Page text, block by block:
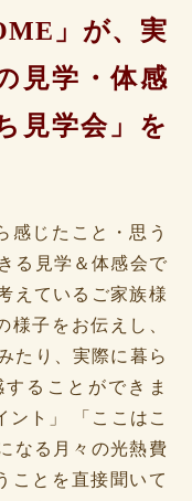
」が、実
見学・体感
見学会」を
感じたこと・思う
る見学＆体感会で
えているご家族様
様子をお伝えし、
たり、実際に暮ら
ることができま
ント」 「ここはこ
なる月々の光熱費
ことを直接聞いて